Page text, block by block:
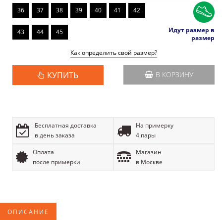
36 37 38 39 40 41 42
43 44 45
Идут размер в
размер
Как определить свой размер?
КУПИТЬ В КОРЗИНУ
Бесплатная доставка
в день заказа
На примерку
4 пары
Оплата
после примерки
Магазин
в Москве
ОПИСАНИЕ